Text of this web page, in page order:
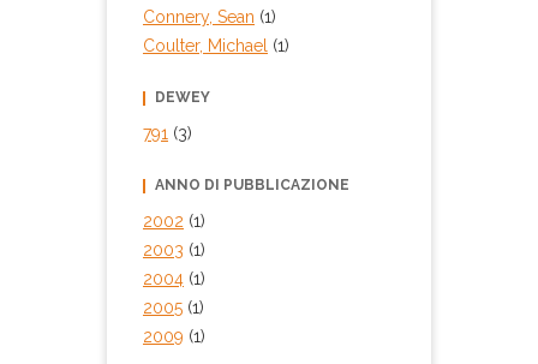
Connery, Sean (1)
Coulter, Michael (1)
DEWEY
791 (3)
ANNO DI PUBBLICAZIONE
2002 (1)
2003 (1)
2004 (1)
2005 (1)
2009 (1)